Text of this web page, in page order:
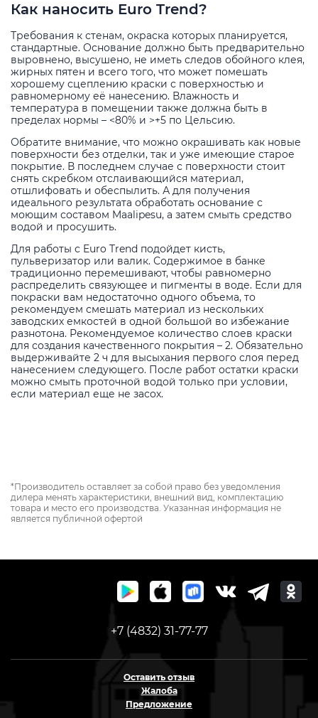
Как наносить Euro Trend?
Требования к стенам, окраска которых планируется,
стандартные. Основание должно быть предварительно
выровнено, высушено, не иметь следов обойного клея,
жирных пятен и всего того, что может помешать
хорошему сцеплению краски с поверхностью и
равномерному её нанесению. Влажность и
температура в помещении также должна быть в
пределах нормы – <80% и >+5 по Цельсию.
Обратите внимание, что можно окрашивать как новые
поверхности без отделки, так и уже имеющие старое
покрытие. В последнем случае с поверхности стоит
снять скребком отслаивающийся материал,
отшлифовать и обеспылить. А для получения
идеального результата обработать основание с
моющим составом Maalipesu, а затем смыть средство
водой и просушить.
Для работы с Euro Trend подойдет кисть,
пульверизатор или валик. Содержимое в банке
традиционно перемешивают, чтобы равномерно
распределить связующее и пигменты в воде. Если для
покраски вам недостаточно одного объема, то
рекомендуем смешать материал из нескольких
заводских емкостей в одной большой во избежание
разнотона. Рекомендуемое количество слоев краски
для создания качественного покрытия – 2. Обязательно
выдерживайте 2 ч для высыхания первого слоя перед
нанесением следующего. После работ остатки краски
можно смыть проточной водой только при условии,
если материал еще не засох.
*Производитель оставляет за собой право без уведомления
дилера менять характеристики, внешний вид, комплектацию
товара и место его производства. Указанная информация не
является публичной офертой
+7 (4832) 31-77-77
Оставить отзыв
Жалоба
Предложение